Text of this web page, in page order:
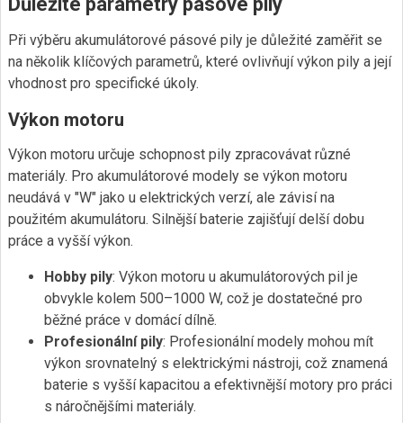
Při výběru akumulátorové pásové pily je důležité zaměřit se
na několik klíčových parametrů, které ovlivňují výkon pily a její
vhodnost pro specifické úkoly.
Výkon motoru
Výkon motoru určuje schopnost pily zpracovávat různé
materiály. Pro akumulátorové modely se výkon motoru
neudává v "W" jako u elektrických verzí, ale závisí na
použitém akumulátoru. Silnější baterie zajišťují delší dobu
práce a vyšší výkon.
Hobby pily: Výkon motoru u akumulátorových pil je
obvykle kolem 500–1000 W, což je dostatečné pro
běžné práce v domácí dílně.
Profesionální pily: Profesionální modely mohou mít
výkon srovnatelný s elektrickými nástroji, což znamená
baterie s vyšší kapacitou a efektivnější motory pro práci
s náročnějšími materiály.